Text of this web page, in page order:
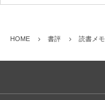
HOME 書評 読書メモ